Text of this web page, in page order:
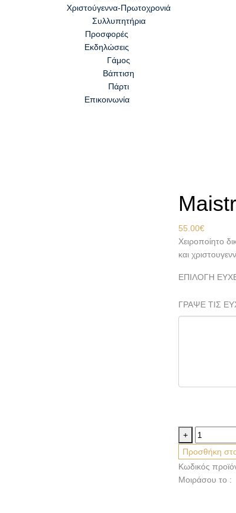
Χριστούγεννα-Πρωτοχρονιά
Συλλυπητήρια
Προσφορές
Εκδηλώσεις
Γάμος
Βάπτιση
Πάρτι
Επικοινωνία
55.00€
Χειροποίητο
και
ΕΠΙΛΟΓΗ
ΓΡΑΨΕ ΤΙΣ
+
Maistrali
ποσότητα
Προσθήκη
Κωδικός
Μοιράσου το :